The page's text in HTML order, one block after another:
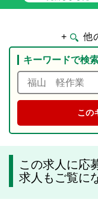
+ 他
キーワードで検
この求人に応
求人もご覧に